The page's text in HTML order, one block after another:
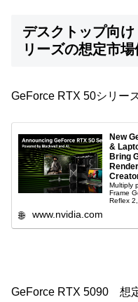
デスクトップ向
リーズの想定市
GeForce RTX 50シリー
New
&
Bring
Multiply
Frame
Reflex
www.nvidia.com
GeForce RTX 5090 想